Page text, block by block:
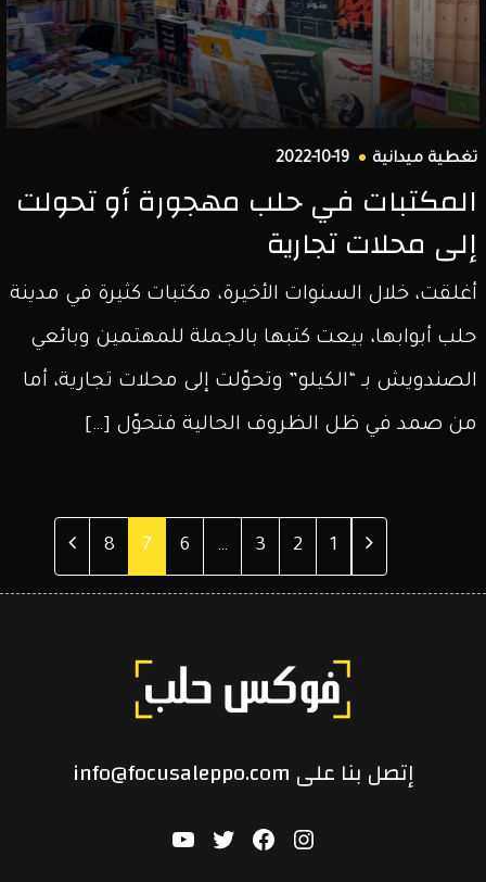
تغطية ميدانية 2022-10-19
المكتبات في حلب مهجورة أو تحولت
إلى محلات تجارية
أغلقت، خلال السنوات الأخيرة، مكتبات كثيرة في مدينة
حلب أبوابها، بيعت كتبها بالجملة للمهتمين وبائعي
الصندويش بـ “الكيلو” وتحوّلت إلى محلات تجارية، أما
من صمد في ظل الظروف الحالية فتحوّل […]
الصفحة
السابقة
Page
1
Page
2
Page
3
…
Page
6
Page
7
Page
8
التالية
إتصل بنا على info@focusaleppo.com